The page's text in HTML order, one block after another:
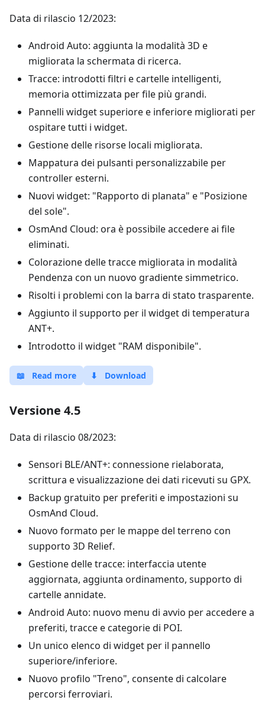
Data di rilascio 12/2023:
Android Auto: aggiunta la modalità 3D e
migliorata la schermata di ricerca.
Tracce: introdotti filtri e cartelle intelligenti,
memoria ottimizzata per file più grandi.
Pannelli widget superiore e inferiore migliorati per
ospitare tutti i widget.
Gestione delle risorse locali migliorata.
Mappatura dei pulsanti personalizzabile per
controller esterni.
Nuovi widget: "Rapporto di planata" e "Posizione
del sole".
OsmAnd Cloud: ora è possibile accedere ai file
eliminati.
Colorazione delle tracce migliorata in modalità
Pendenza con un nuovo gradiente simmetrico.
Risolti i problemi con la barra di stato trasparente.
Aggiunto il supporto per il widget di temperatura
ANT+.
Introdotto il widget "RAM disponibile".
📖 Read more ⬇ Download
Versione 4.5
Data di rilascio 08/2023:
Sensori BLE/ANT+: connessione rielaborata,
scrittura e visualizzazione dei dati ricevuti su GPX.
Backup gratuito per preferiti e impostazioni su
OsmAnd Cloud.
Nuovo formato per le mappe del terreno con
supporto 3D Relief.
Gestione delle tracce: interfaccia utente
aggiornata, aggiunta ordinamento, supporto di
cartelle annidate.
Android Auto: nuovo menu di avvio per accedere a
preferiti, tracce e categorie di POI.
Un unico elenco di widget per il pannello
superiore/inferiore.
Nuovo profilo "Treno", consente di calcolare
percorsi ferroviari.